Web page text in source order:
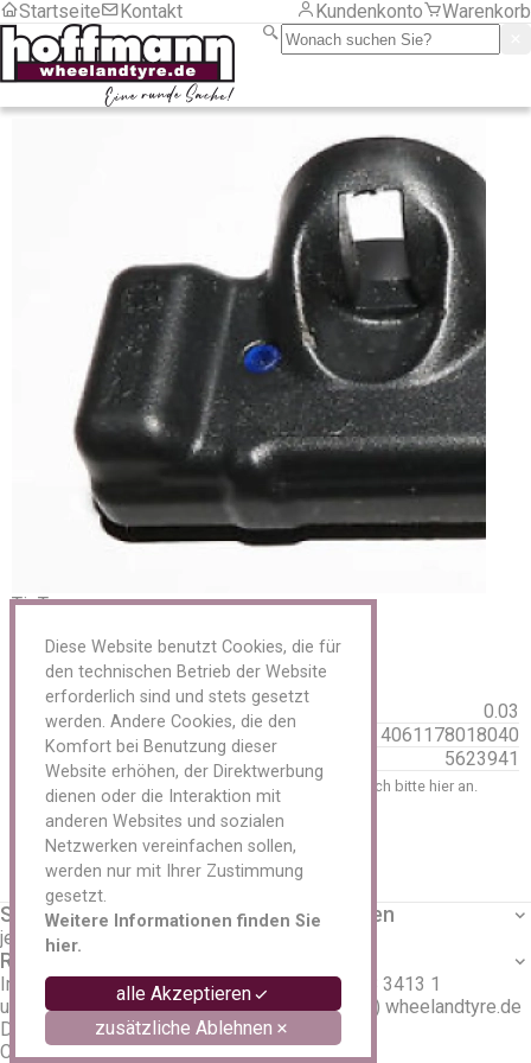
Startseite Kontakt Kundenkonto Warenkorb
LKW
Motorrad
PKW
Sackkarre/ Anhänger
Serviceartikel
Chemische Produkte
Druckluft und Reifenfüller
Aluminiumfelgen
Stahlfelgen
Hebetechnik
Montagehilfsmittel
Programmiergeräte
Sensoren Gummi
Sensoren Metal
Reparaturmaterial PKW
Schlagschrauber und Reifendienst
Schneeketten
Spezialwerkzeug Reifenreparatur
Transport/ Lagerung
Tyran/ O-Ring
Ventile
Ventilverlängerung
Vulkanisiergeräte und Zubehör
Werkzeuge und Werkstattbedarf
Felgen
Zubehör
Aluminium
Anhänger
Stahl
LKW
Tieflader
Oldtimer
Reifen
Schläuche
TipTop
Eigenschaften
Gewicht:
0.03
EAN
4061178018040
HSN
5623941
Um Preise einzusehen und zu bestellen, melden Sie sich bitte hier an.
zurück
Service
jetzt Anmelden
Unternehmen
Rechtliches
Impressum
unsere AGB
Datenschutz
Cookies
Tel. +49 3338 3413 1
eMail info (at) wheelandtyre.de
Diese Website benutzt Cookies, die für
den technischen Betrieb der Website
erforderlich sind und stets gesetzt
werden. Andere Cookies, die den
Komfort bei Benutzung dieser
Website erhöhen, der Direktwerbung
dienen oder die Interaktion mit
anderen Websites und sozialen
Netzwerken vereinfachen sollen,
werden nur mit Ihrer Zustimmung
gesetzt.
Weitere Informationen finden Sie
hier.
alle Akzeptieren
zusätzliche Ablehnen